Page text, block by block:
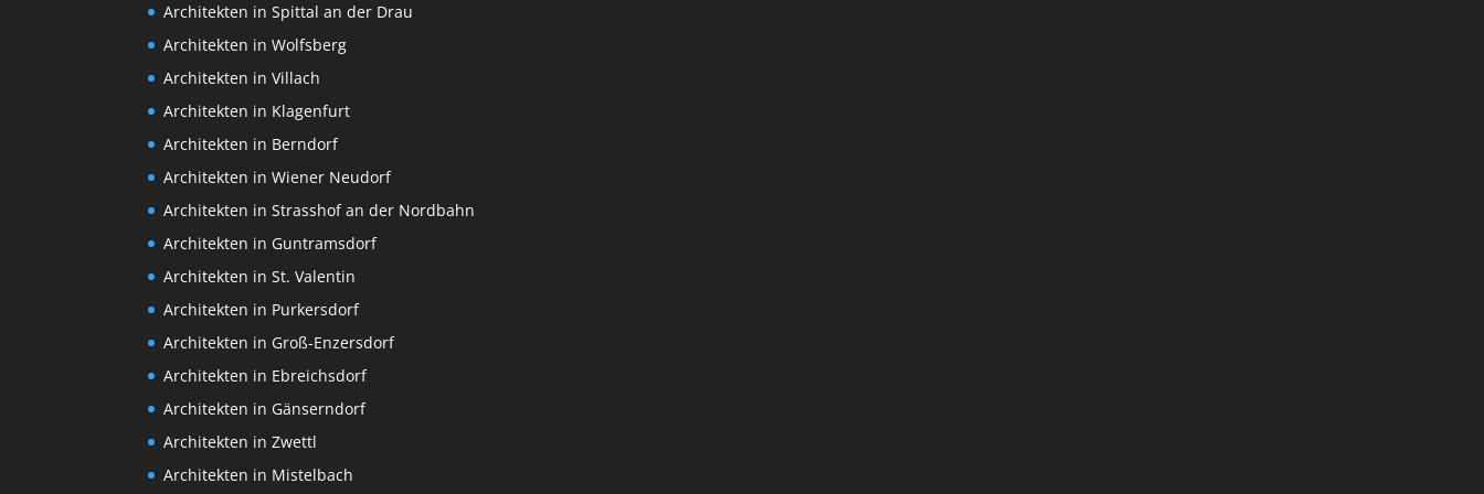
Architekten in Spittal an der Drau
Architekten in Wolfsberg
Architekten in Villach
Architekten in Klagenfurt
Architekten in Berndorf
Architekten in Wiener Neudorf
Architekten in Strasshof an der Nordbahn
Architekten in Guntramsdorf
Architekten in St. Valentin
Architekten in Purkersdorf
Architekten in Groß-Enzersdorf
Architekten in Ebreichsdorf
Architekten in Gänserndorf
Architekten in Zwettl
Architekten in Mistelbach